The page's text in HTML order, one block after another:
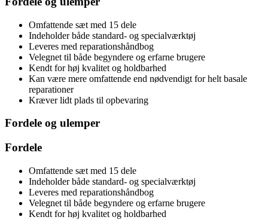
Omfattende sæt med 15 dele
Indeholder både standard- og specialværktøj
Leveres med reparationshåndbog
Velegnet til både begyndere og erfarne brugere
Kendt for høj kvalitet og holdbarhed
Kan være mere omfattende end nødvendigt for helt basale
reparationer
Kræver lidt plads til opbevaring
Fordele og ulemper
Fordele
Omfattende sæt med 15 dele
Indeholder både standard- og specialværktøj
Leveres med reparationshåndbog
Velegnet til både begyndere og erfarne brugere
Kendt for høj kvalitet og holdbarhed